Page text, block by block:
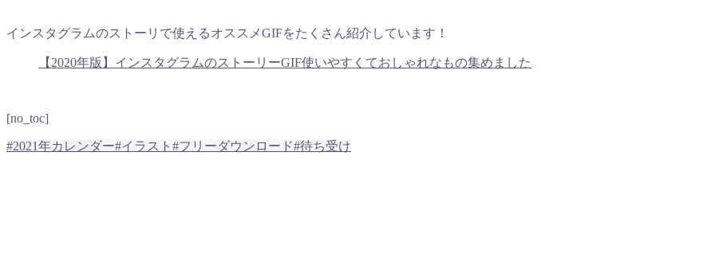
インスタグラムのストーリで使えるオススメGIFをたくさん紹介しています！
【2020年版】インスタグラムのストーリーGIF使いやすくておしゃれなもの集めました
[no_toc]
#2021年カレンダー#イラスト #フリーダウンロード#待ち受け